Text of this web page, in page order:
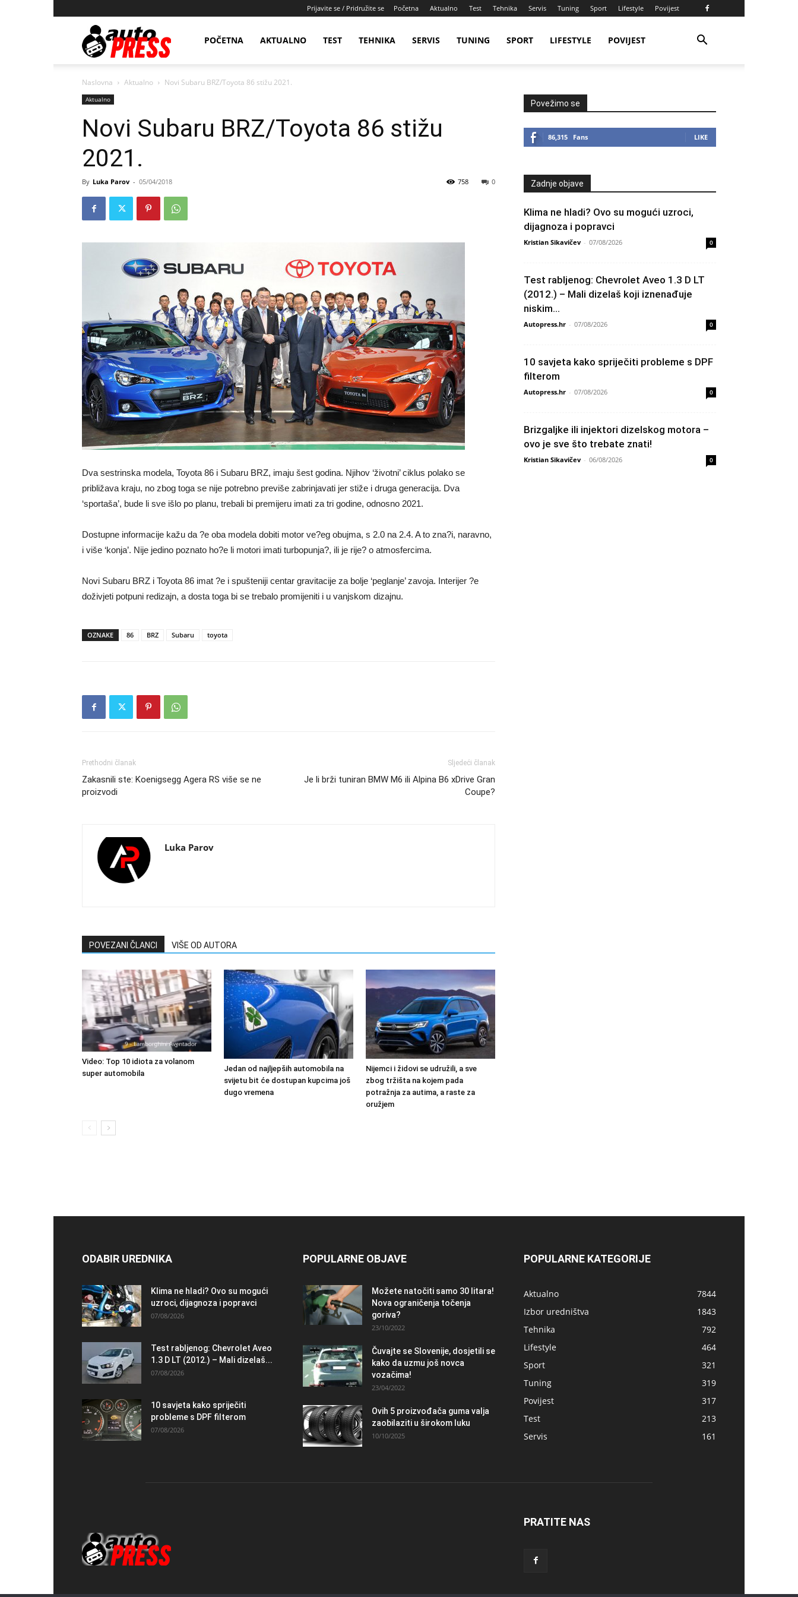
Prijavite se / Pridružite se Početna Aktualno Test Tehnika Servis Tuning Sport Lifestyle Povijest
AutopressHRPOČETNA AKTUALNO TEST TEHNIKA SERVIS TUNING SPORT LIFESTYLE POVIJEST
Naslovna Aktualno Novi Subaru BRZ/Toyota 86 stižu 2021.
Aktualno
Novi Subaru BRZ/Toyota 86 stižu
2021.
By Luka Parov - 05/04/2018 0
758
Dva sestrinska modela, Toyota 86 i Subaru BRZ, imaju šest godina. Njihov ‘životni’ ciklus polako se
približava kraju, no zbog toga se nije potrebno previše zabrinjavati jer stiže i druga generacija. Dva
‘sportaša’, bude li sve išlo po planu, trebali bi premijeru imati za tri godine, odnosno 2021.
Dostupne informacije kažu da ?e oba modela dobiti motor ve?eg obujma, s 2.0 na 2.4. A to zna?i, naravno,
i više ‘konja’. Nije jedino poznato ho?e li motori imati turbopunja?, ili je rije? o atmosfercima.
Novi Subaru BRZ i Toyota 86 imat ?e i spušteniji centar gravitacije za bolje ‘peglanje’ zavoja. Interijer ?e
doživjeti potpuni redizajn, a dosta toga bi se trebalo promijeniti i u vanjskom dizajnu.
OZNAKE 86 BRZ Subaru toyota
Prethodni članak
Zakasnili ste: Koenigsegg Agera RS više se ne
proizvodi
Sljedeći članak
Je li brži tuniran BMW M6 ili Alpina B6 xDrive Gran
Coupe?
Luka Parov
POVEZANI ČLANCI VIŠE OD AUTORA
Video: Top 10 idiota za volanom
super automobila
Jedan od najljepših automobila na
svijetu bit će dostupan kupcima još
dugo vremena
Nijemci i židovi se udružili, a sve
zbog tržišta na kojem pada
potražnja za autima, a raste za
oružjem
Povežimo se
86,315 Fans LIKE
Zadnje objave
Klima ne hladi? Ovo su mogući uzroci,
dijagnoza i popravci
Kristian Sikavičev - 07/08/2026 0
Test rabljenog: Chevrolet Aveo 1.3 D LT
(2012.) – Mali dizelaš koji iznenađuje
niskim...
Autopress.hr - 07/08/2026 0
10 savjeta kako spriječiti probleme s DPF
filterom
Autopress.hr - 07/08/2026 0
Brizgaljke ili injektori dizelskog motora –
ovo je sve što trebate znati!
Kristian Sikavičev - 06/08/2026 0
ODABIR UREDNIKA
Klima ne hladi? Ovo su mogući
uzroci, dijagnoza i popravci
07/08/2026
Test rabljenog: Chevrolet Aveo
1.3 D LT (2012.) – Mali dizelaš...
07/08/2026
10 savjeta kako spriječiti
probleme s DPF filterom
07/08/2026
POPULARNE OBJAVE
Možete natočiti samo 30 litara!
Nova ograničenja točenja
goriva?
23/10/2022
Čuvajte se Slovenije, dosjetili se
kako da uzmu još novca
vozačima!
23/04/2022
Ovih 5 proizvođača guma valja
zaobilaziti u širokom luku
10/10/2025
POPULARNE KATEGORIJE
Aktualno
7844
Izbor uredništva
1843
Tehnika
792
Lifestyle
464
Sport
321
Tuning
319
Povijest
317
Test
213
Servis
161
PRATITE NAS